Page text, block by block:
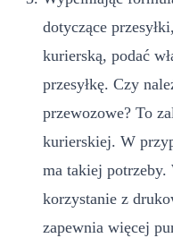
dotyczące
kurierską, podać
przesyłkę. Czy
przewozowe? To
kurierskiej. W
ma takiej potrzeby.
korzystanie z
zapewnia więcej